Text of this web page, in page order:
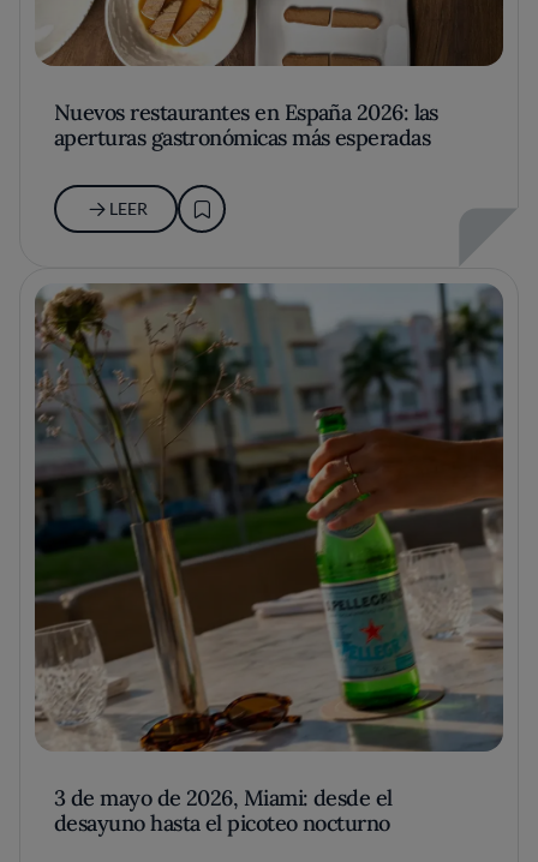
Nuevos restaurantes en España 2026: las
aperturas gastronómicas más esperadas
LEER
3 de mayo de 2026, Miami: desde el
desayuno hasta el picoteo nocturno